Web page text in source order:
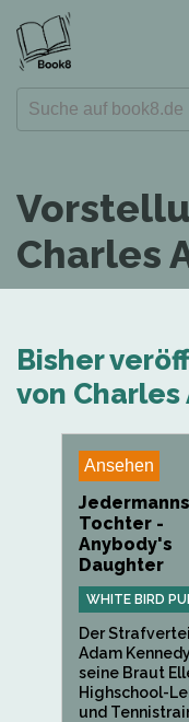
Charles
Bisher
von Charles
Ansehen
Jedermanns
Tochter -
Anybody's
Daughter
WHITE BIRD
Der
Adam
seine Braut
Highschool-
und